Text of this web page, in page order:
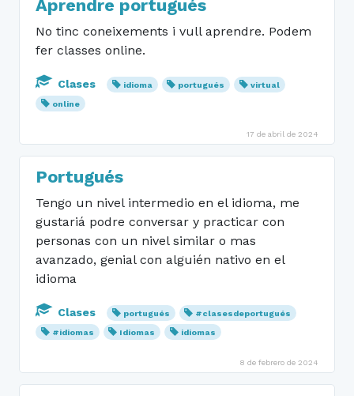
Aprendre portugués
No tinc coneixements i vull aprendre. Podem
fer classes online.
Clases idioma portugués
virtual
online
17 de abril de 2024
Portugués
Tengo un nivel intermedio en el idioma, me
gustariá podre conversar y practicar con
personas con un nivel similar o mas
avanzado, genial con alguién nativo en el
idioma
Clases portugués
#clasesdeportugués
#idiomas
Idiomas idiomas
8 de febrero de 2024